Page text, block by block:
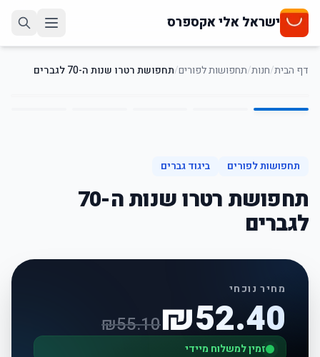
ישראל אלי אקספרס
דף הבית/חנות/תחפושות לפורים/תחפושת רטרו שנות ה-70 לגברים
1
/
5
תחפושות לפורים ביגוד גברים
תחפושת רטרו שנות ה-70
לגברים
מחיר נוכחי
₪52.40
₪55.10
זמין למשלוח מיידי